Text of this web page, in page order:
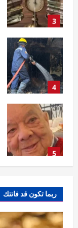
3
4
5
1
ربما تكون قد فاتتك